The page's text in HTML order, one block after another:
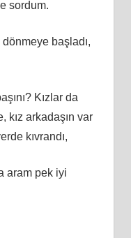
sordum.
başladı,
Kızlar da
arkadaşın var
kıvrandı,
aram pek iyi